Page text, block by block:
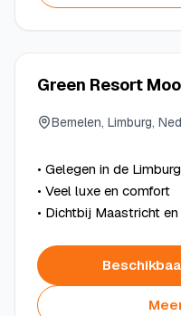
Green Resort
Bemelen, Limburg,
• Gelegen in de
• Veel luxe en comfort
• Dichtbij Maastricht